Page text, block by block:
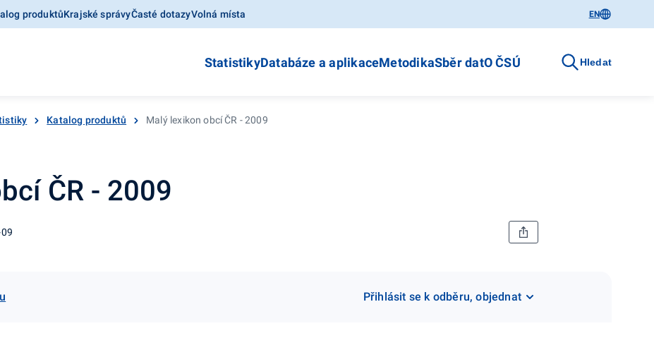
produktůKrajské správyČasté dotazyVolná místa EN
StatistikyDatabáze a aplikaceMetodikaSběr datO ČSÚ Hledat
Katalog produktů Malý lexikon obcí ČR - 2009
ČR - 2009
Přihlásit se k odběru, objednat